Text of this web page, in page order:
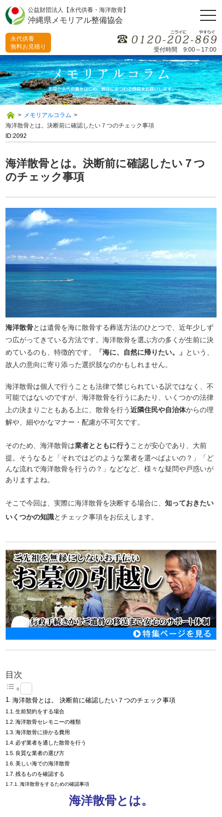
公益財団法人【永代供養・海洋散骨】
沖縄県メモリアル整備協会
受付時間 9:00～17:00
永代供養
無料お見積り
> メモリアルコラム >
海洋散骨とは。決断前に確認したい７つのチェック事項
ID:2092
海洋散骨とは。決断前に確認したい７つ
のチェック事項
海洋散骨とは遺骨を海に散骨する葬送方法のひとつで、近年少しず
つ広がってきている方法です。海洋散骨を選ぶ方の多くが生前に決
めているのも、特徴的です。
「海に、自然に帰りたい。」 という、
故人の意向に寄り添った選択肢なのかもしれません。
海洋散骨は個人で行うことも法律で禁じられている訳ではなく、不
可能ではないのですが、海洋散骨を行うにあたり、いくつかの法律
上の決まりごともある上に、散骨を行う近隣住民や自治体からの理
解や、細やかなマナー・配慮が不可欠です。
そのため、海洋散骨は業者とともに行う ことが安心であり、大前
提。そうなると「それではどのような業者を選べばよいの？」「ど
んな流れで海洋散骨を行うの？」などなど、様々な疑問や戸惑いが
ありますよね。
そこで今回は、実際に海洋散骨を決断する場合に、知っておきたい
いくつかの知識とチェック事項をお伝えします。
目次
海洋散骨とは。 決断前に確認したい７つのチェック事項
生前契約をする場合
海洋散骨セレモニーの種類
海洋散骨に掛かる費用
必ず業者を通した散骨を行う
良質な業者の選び方
美しい海での海洋散骨
残るものを確認する
海洋散骨をするための確認事項
海洋散骨とは。